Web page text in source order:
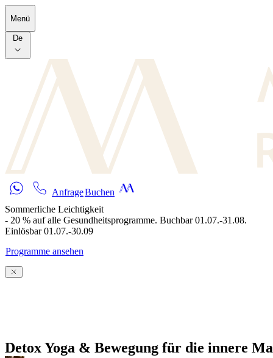
Skip to main content
Menü
De
AnfrageBuchen
Sommerliche Leichtigkeit
- 20 % auf alle Gesundheitsprogramme. Buchbar 01.07.-31.08.
Einlösbar 01.07.-30.09
Programme ansehen
Detox Yoga & Bewegung für die innere